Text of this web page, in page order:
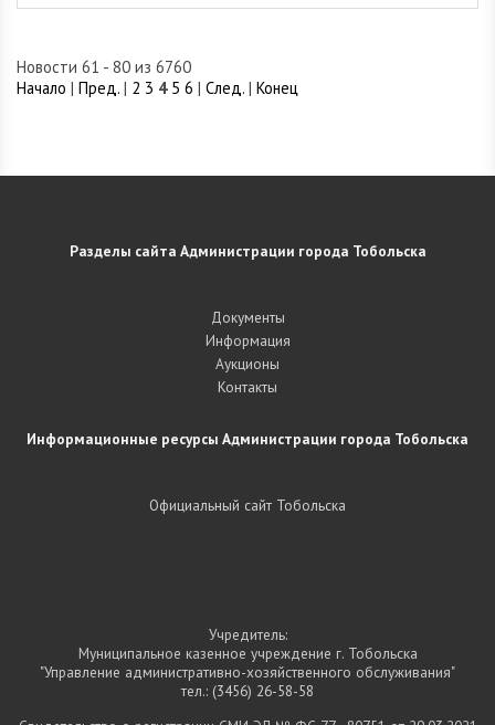
Новости 61 - 80 из 6760
Начало | Пред. | 2 3 4 5 6 | След. | Конец
Разделы сайта Администрации города Тобольска
Документы
Информация
Аукционы
Контакты
Информационные ресурсы Администрации города Тобольска
Официальный сайт Тобольска
Учредитель:
Муниципальное казенное учреждение г. Тобольска
"Управление административно-хозяйственного обслуживания"
тел.: (3456) 26-58-58